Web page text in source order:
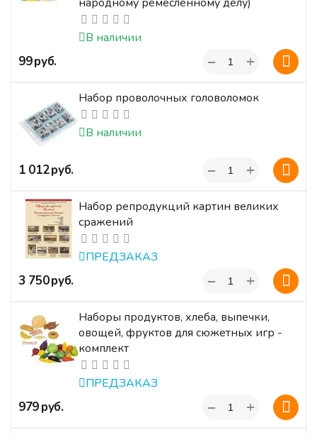
В наличии
‍99‍руб. +
−
Набор проволочных головоломок
В наличии
‍1 012‍руб. +
−
Набор репродукций картин великих
сражений
ПРЕДЗАКАЗ
‍3 750‍руб. +
−
Наборы продуктов, хлеба, выпечки,
овощей, фруктов для сюжетных игр -
комплект
ПРЕДЗАКАЗ
‍979‍руб. +
−